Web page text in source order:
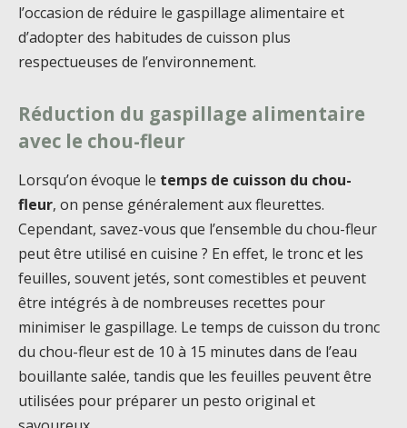
l’occasion de réduire le gaspillage alimentaire et
d’adopter des habitudes de cuisson plus
respectueuses de l’environnement.
Réduction du gaspillage alimentaire
avec le chou-fleur
Lorsqu’on évoque le temps de cuisson du chou-
fleur, on pense généralement aux fleurettes.
Cependant, savez-vous que l’ensemble du chou-fleur
peut être utilisé en cuisine ? En effet, le tronc et les
feuilles, souvent jetés, sont comestibles et peuvent
être intégrés à de nombreuses recettes pour
minimiser le gaspillage. Le temps de cuisson du tronc
du chou-fleur est de 10 à 15 minutes dans de l’eau
bouillante salée, tandis que les feuilles peuvent être
utilisées pour préparer un pesto original et